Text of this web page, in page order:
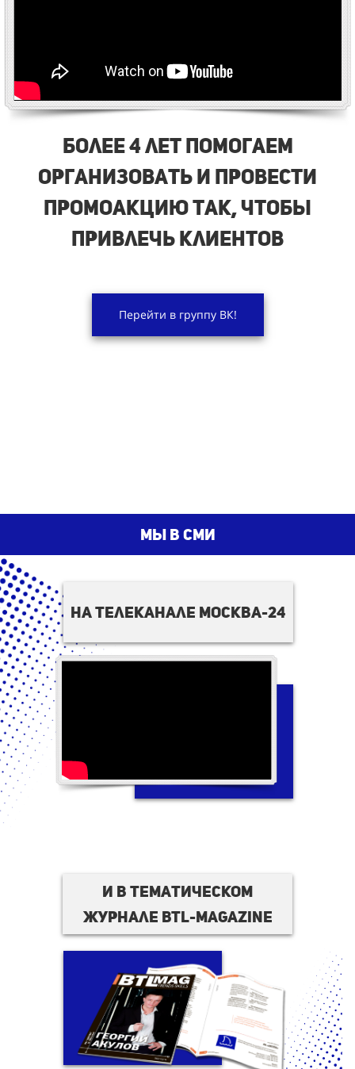
Более 4 лет помогаем
организовать и провести
промоакцию так, чтобы
привлечь клиентов
Перейти в группу ВК!
мы в сми
на телеканале москва-24
И в тематическом
журнале BTL-magazine